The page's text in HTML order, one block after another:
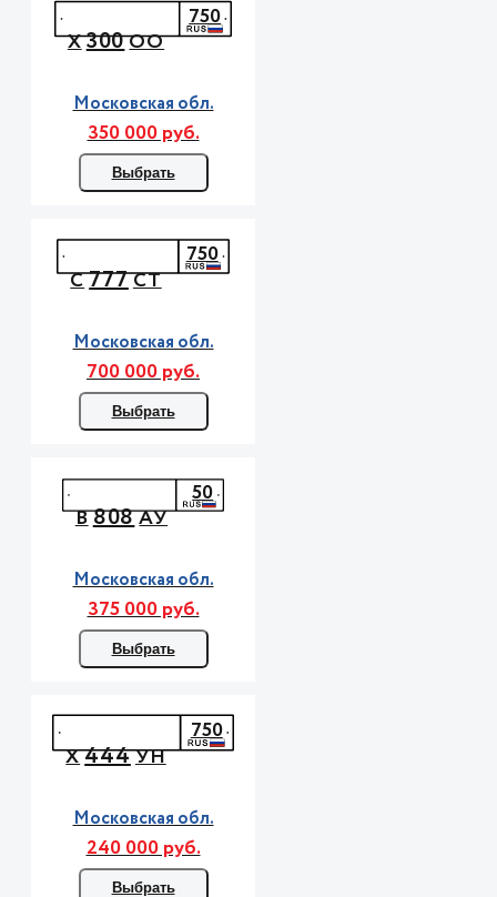
Х300ОО
750
Московская обл.
350 000 руб.
Выбрать
С777СТ
750
Московская обл.
700 000 руб.
Выбрать
В808АУ
50
Московская обл.
375 000 руб.
Выбрать
Х444УН
750
Московская обл.
240 000 руб.
Выбрать